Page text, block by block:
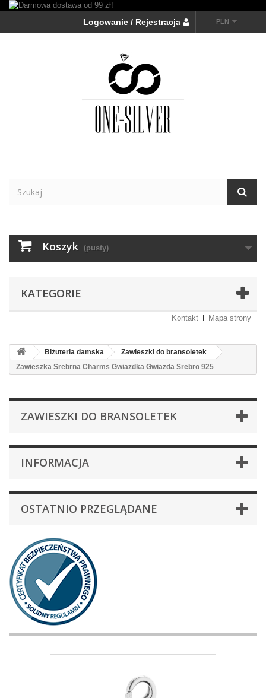
PLN
Logowanie / Rejestracja
Koszyk (pusty)
KATEGORIE
Kontakt Mapa strony
Biżuteria damska
Zawieszki do bransoletek
Zawieszka Srebrna Charms Gwiazdka Gwiazda Srebro 925
ZAWIESZKI DO BRANSOLETEK
INFORMACJA
OSTATNIO PRZEGLĄDANE